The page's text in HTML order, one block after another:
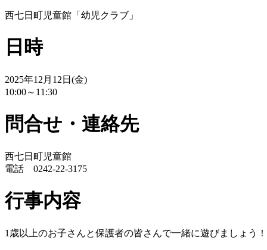
西七日町児童館「幼児クラブ」
日時
2025年12月12日(金)
10:00～11:30
問合せ・連絡先
西七日町児童館
電話 0242‐22‐3175
行事内容
1歳以上のお子さんと保護者の皆さんで一緒に遊びましょう！